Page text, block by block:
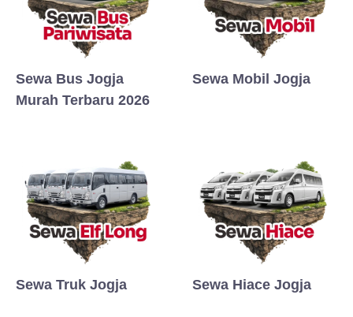
Sewa Bus Jogja
Murah Terbaru 2026
Sewa Mobil Jogja
Sewa Truk Jogja Sewa Hiace Jogja